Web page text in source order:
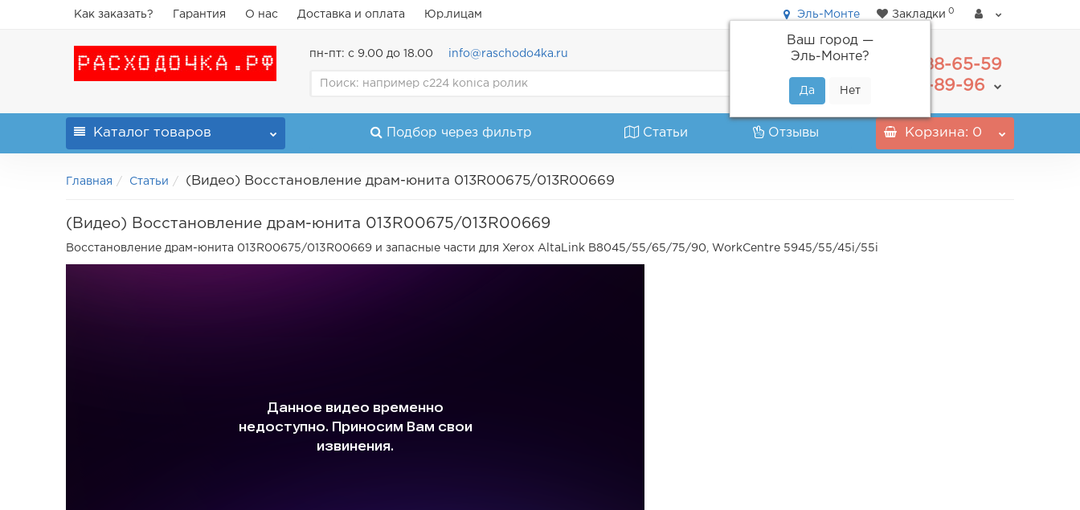
Как заказать? Гарантия О нас Доставка и оплата Юр.лицам Эль-Монте
Ваш город —
Эль-Монте?
Закладки 0
пн-пт: с 9.00 до 18.00 info@raschodo4ka.ru
488-65-59
+7(800) 555-89-96
Каталог товаров Подбор через фильтр Статьи Отзывы Корзина: 0
Главная Статьи (Видео) Восстановление драм-юнита 013R00675/013R00669
(Видео) Восстановление драм-юнита 013R00675/013R00669
Восстановление драм-юнита 013R00675/013R00669 и запасные части для Xerox AltaLink B8045/55/65/75/90, WorkCentre 5945/55/45i/55i